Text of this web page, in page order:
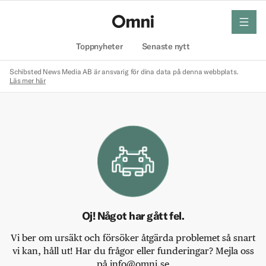
Toppnyheter Senaste nytt
meny
Schibsted News Media AB är ansvarig för dina data på denna webbplats.
Läs mer här
Oj! Något har gått fel.
Vi ber om ursäkt och försöker åtgärda problemet så snart
vi kan, håll ut! Har du frågor eller funderingar? Mejla oss